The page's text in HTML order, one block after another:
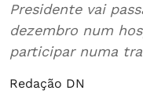
Presidente vai
dezembro num
participar numa
Redação DN